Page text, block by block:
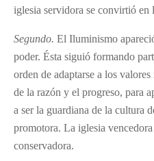
iglesia servidora se convirtió en
Segundo. El Iluminismo
poder. Ésta siguió formando
orden de adaptarse a los
de la razón y el progreso, para
a ser la guardiana de la cultura
promotora. La iglesia
conservadora.